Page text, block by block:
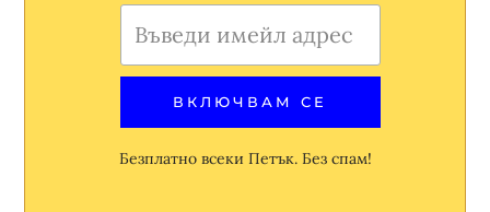
Безплатно всеки Петък. Без спам!